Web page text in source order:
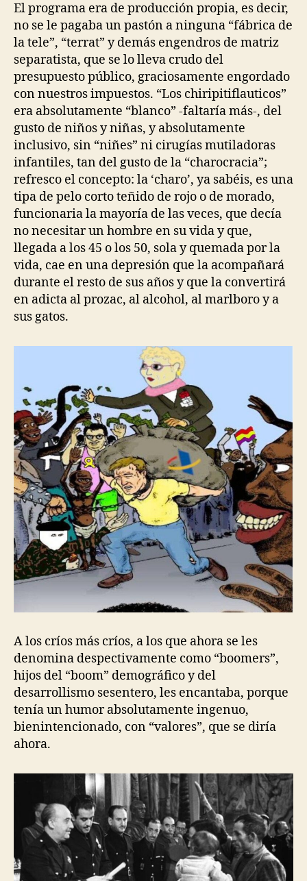
El programa era de producción propia, es decir,
no se le pagaba un pastón a ninguna “fábrica de
la tele”, “terrat” y demás engendros de matriz
separatista, que se lo lleva crudo del
presupuesto público, graciosamente engordado
con nuestros impuestos. “Los chiripitiflauticos”
era absolutamente “blanco” -faltaría más-, del
gusto de niños y niñas, y absolutamente
inclusivo, sin “niñes” ni cirugías mutiladoras
infantiles, tan del gusto de la “charocracia”;
refresco el concepto: la ‘charo’, ya sabéis, es una
tipa de pelo corto teñido de rojo o de morado,
funcionaria la mayoría de las veces, que decía
no necesitar un hombre en su vida y que,
llegada a los 45 o los 50, sola y quemada por la
vida, cae en una depresión que la acompañará
durante el resto de sus años y que la convertirá
en adicta al prozac, al alcohol, al marlboro y a
sus gatos.
A los críos más críos, a los que ahora se les
denomina despectivamente como “boomers”,
hijos del “boom” demográfico y del
desarrollismo sesentero, les encantaba, porque
tenía un humor absolutamente ingenuo,
bienintencionado, con “valores”, que se diría
ahora.